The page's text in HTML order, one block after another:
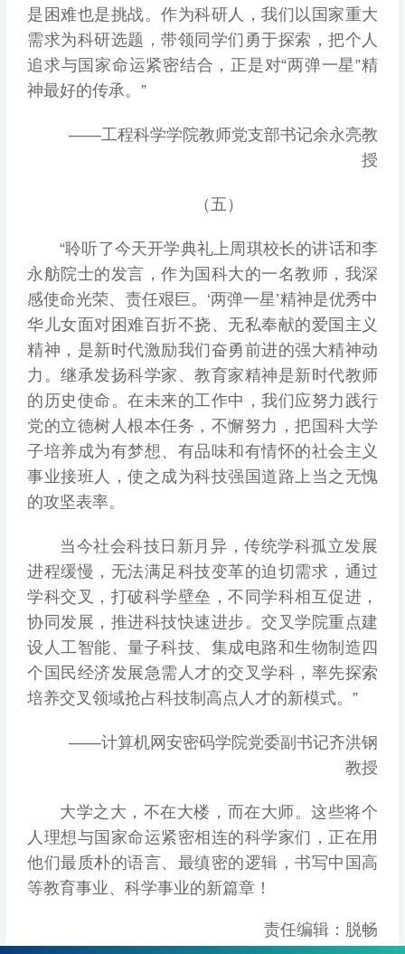
是困难也是挑战。作为科研人，我们以国家重大
需求为科研选题，带领同学们勇于探索，把个人
追求与国家命运紧密结合，正是对“两弹一星”精
神最好的传承。”
——工程科学学院教师党支部书记余永亮教
授
（五）
“聆听了今天开学典礼上周琪校长的讲话和李
永舫院士的发言，作为国科大的一名教师，我深
感使命光荣、责任艰巨。‘两弹一星’精神是优秀中
华儿女面对困难百折不挠、无私奉献的爱国主义
精神，是新时代激励我们奋勇前进的强大精神动
力。继承发扬科学家、教育家精神是新时代教师
的历史使命。在未来的工作中，我们应努力践行
党的立德树人根本任务，不懈努力，把国科大学
子培养成为有梦想、有品味和有情怀的社会主义
事业接班人，使之成为科技强国道路上当之无愧
的攻坚表率。
当今社会科技日新月异，传统学科孤立发展
进程缓慢，无法满足科技变革的迫切需求，通过
学科交叉，打破科学壁垒，不同学科相互促进，
协同发展，推进科技快速进步。交叉学院重点建
设人工智能、量子科技、集成电路和生物制造四
个国民经济发展急需人才的交叉学科，率先探索
培养交叉领域抢占科技制高点人才的新模式。”
——计算机网安密码学院党委副书记齐洪钢
教授
大学之大，不在大楼，而在大师。这些将个
人理想与国家命运紧密相连的科学家们，正在用
他们最质朴的语言、最缜密的逻辑，书写中国高
等教育事业、科学事业的新篇章！
责任编辑：脱畅